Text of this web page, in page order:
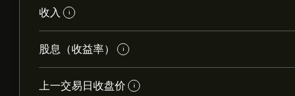
收入 i
股息（收益率） i
上一交易日收盘价 i